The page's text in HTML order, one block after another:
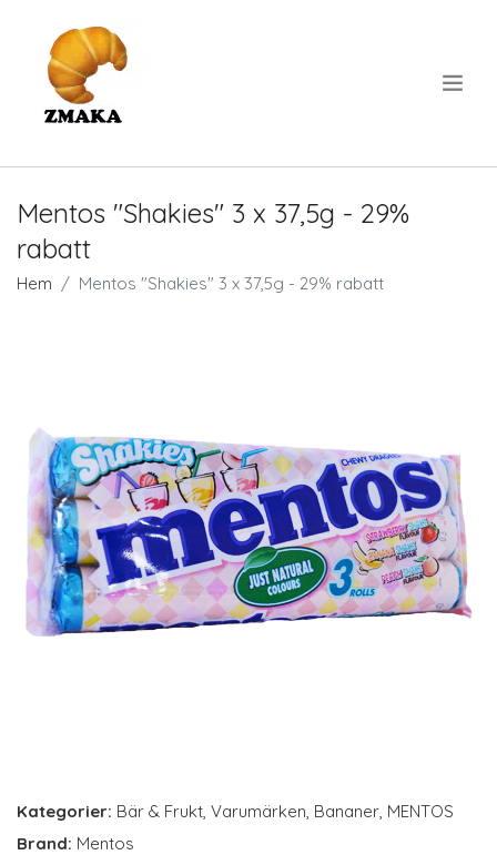
Mentos "Shakies" 3 x 37,5g - 29%
rabatt
Hem Mentos "Shakies" 3 x 37,5g - 29% rabatt
Kategorier: Bär & Frukt, Varumärken, Bananer, MENTOS
Brand: Mentos